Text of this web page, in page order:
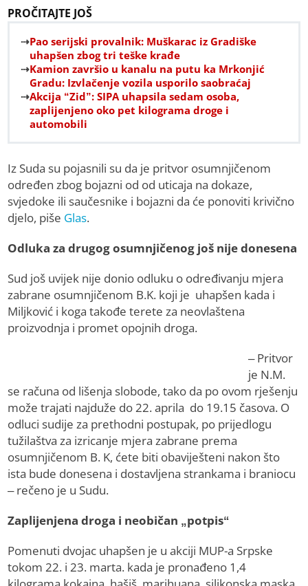
PROČITAJTE JOŠ
Pao serijski provalnik: Muškarac iz Gradiške
uhapšen zbog tri teške krađe
Kamion završio u kanalu na putu ka Mrkonjić
Gradu: Izvlačenje vozila usporilo saobraćaj
Akcija “Zid”: SIPA uhapsila sedam osoba,
zaplijenjeno oko pet kilograma droge i
automobili
Iz Suda su pojasnili su da je pritvor osumnjičenom
određen zbog bojazni od od uticaja na dokaze,
svjedoke ili saučesnike i bojazni da će ponoviti krivično
djelo, piše Glas.
Odluka za drugog osumnjičenog još nije donesena
Sud još uvijek nije donio odluku o određivanju mjera
zabrane osumnjičenom B.K. koji je uhapšen kada i
Miljković i koga takođe terete za neovlaštena
proizvodnja i promet opojnih droga.
– Pritvor
je N.M.
se računa od lišenja slobode, tako da po ovom rješenju
može trajati najduže do 22. aprila do 19.15 časova. O
odluci sudije za prethodni postupak, po prijedlogu
tužilaštva za izricanje mjera zabrane prema
osumnjičenom B. K, ćete biti obaviješteni nakon što
ista bude donesena i dostavljena strankama i braniocu
– rečeno je u Sudu.
Zaplijenjena droga i neobičan „potpis“
Pomenuti dvojac uhapšen je u akciji MUP-a Srpske
tokom 22. i 23. marta. kada je pronađeno 1,4